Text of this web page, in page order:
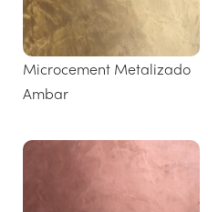
Microcement Metalizado
Ambar